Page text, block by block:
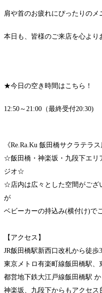
肩や首のお疲れにぴったりの
本日も、皆様のご来店を心より
★今日の空き時間はこちら！
12:50～21:00（最終受付20:30)
《Re.Ra.Ku 飯田橋サクラテラス
☆飯田橋・神楽坂・九段下エリ
ジオ☆
☆店内は広々とした空間がござ
が
ベビーカーの持込み(横付け)で
【アクセス】
JR飯田橋駅新西口改札から徒
東京メトロ有楽町線飯田橋駅、
都営地下鉄大江戸線飯田橋駅
神楽坂、九段下からもアクセ